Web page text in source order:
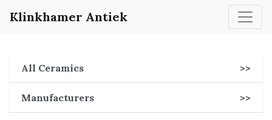
Klinkhamer Antiek
All Ceramics >>
Manufacturers >>